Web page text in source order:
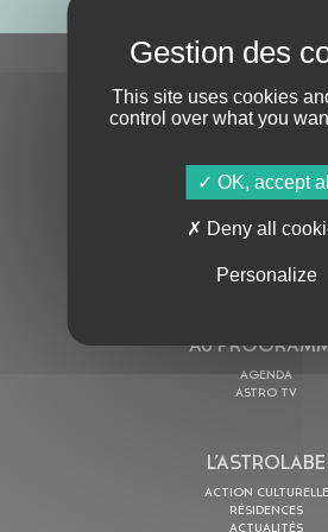
S'ABONNER À LA
AU
AGENDA
ASTRO TV
L’ASTROLABE
ACTION CULTURELLE
RÉSIDENCES
ACTUALITÉS
This site uses cookies
control over what you
OK, accept all
Deny all
Personalize